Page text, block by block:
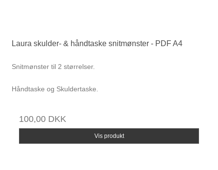
Laura skulder- & håndtaske snitmønster - PDF A4
Snitmønster til 2 størrelser.
Håndtaske og Skuldertaske.
100,00 DKK
Vis produkt